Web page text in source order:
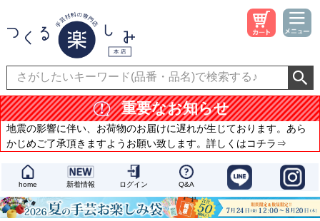
重要なお知らせ
地震の影響に伴い、お荷物のお届けに遅れが生じております。あら
かじめご了承頂きますようお願い致します。詳しくはコチラ⇒
home 新着情報 ログイン Q&A